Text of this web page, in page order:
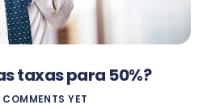
taxas para 50%?
COMMENTS YET